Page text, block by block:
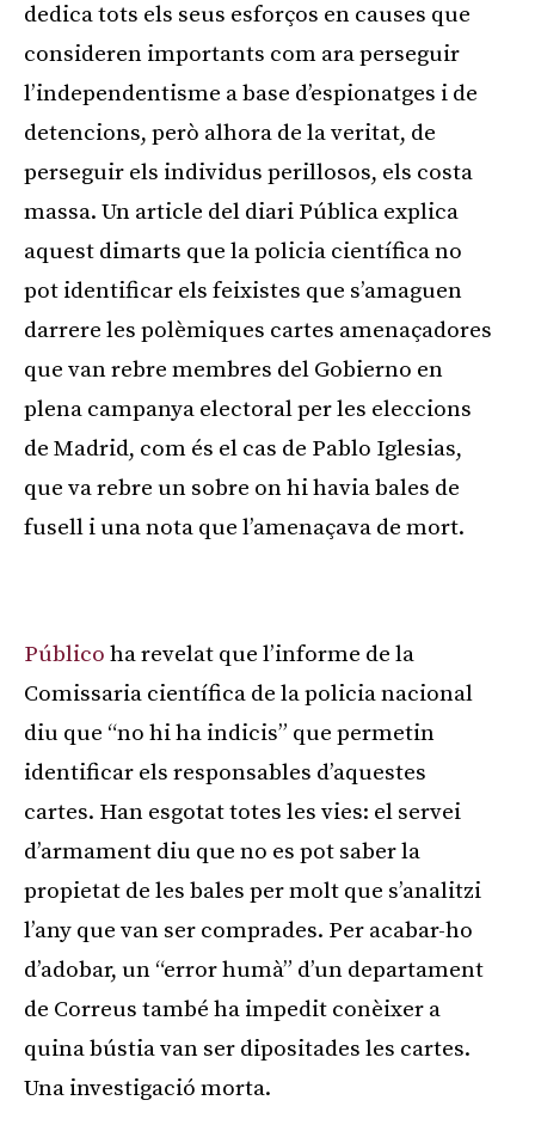
dedica tots els seus esforços en causes que
consideren importants com ara perseguir
l’independentisme a base d’espionatges i de
detencions, però alhora de la veritat, de
perseguir els individus perillosos, els costa
massa. Un article del diari Pública explica
aquest dimarts que la policia científica no
pot identificar els feixistes que s’amaguen
darrere les polèmiques cartes amenaçadores
que van rebre membres del Gobierno en
plena campanya electoral per les eleccions
de Madrid, com és el cas de Pablo Iglesias,
que va rebre un sobre on hi havia bales de
fusell i una nota que l’amenaçava de mort.
Público ha revelat que l’informe de la
Comissaria científica de la policia nacional
diu que “no hi ha indicis” que permetin
identificar els responsables d’aquestes
cartes. Han esgotat totes les vies: el servei
d’armament diu que no es pot saber la
propietat de les bales per molt que s’analitzi
l’any que van ser comprades. Per acabar-ho
d’adobar, un “error humà” d’un departament
de Correus també ha impedit conèixer a
quina bústia van ser dipositades les cartes.
Una investigació morta.